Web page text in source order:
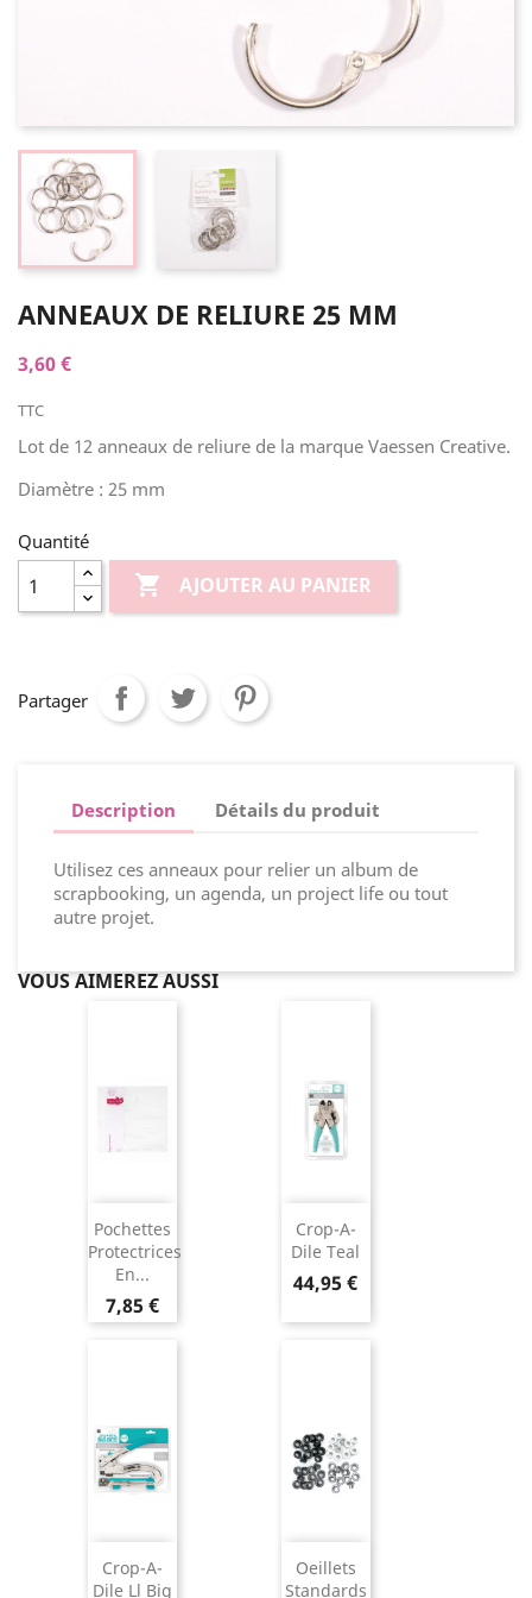
ANNEAUX DE RELIURE 25 MM
3,60 €
TTC
Lot de 12 anneaux de reliure de la marque Vaessen Creative.
Diamètre : 25 mm
Quantité
 AJOUTER AU PANIER
Partager
Description Détails du produit
Utilisez ces anneaux pour relier un album de
scrapbooking, un agenda, un project life ou tout
autre projet.
VOUS AIMEREZ AUSSI
Pochettes
Protectrices
En...
7,85 €
Crop-A-
Dile Teal
44,95 €
Crop-A-
Dile Ll Big
Oeillets
Standards